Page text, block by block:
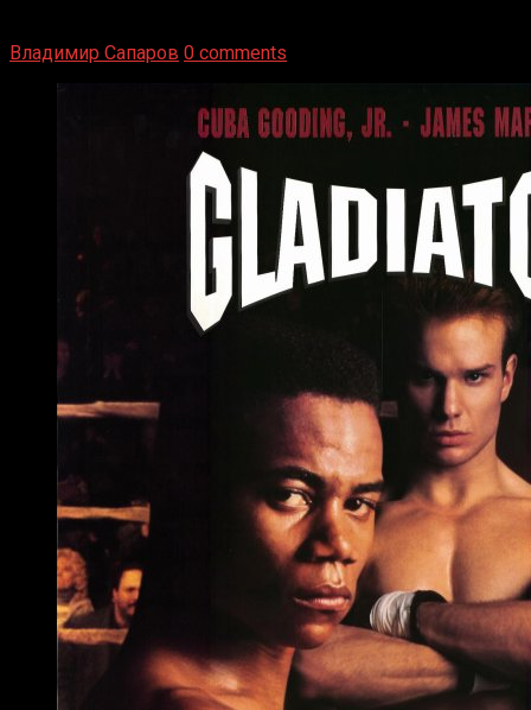
Владимир Сапаров 0 comments